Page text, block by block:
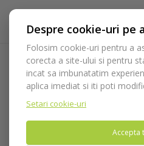
Despre cookie-uri pe
Folosim cookie-uri pentru a
corecta a site-ului si pentru
incat sa imbunatatim
aplica imediat si iti poti
Setari cookie-uri
Accepta
Acasa Echipamente
pentru CAD-CAM
Nu puteti plasa comenzi din